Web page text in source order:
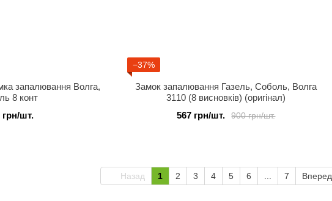
запалювання Волга,
8 конт
грн/шт.
−37%
Замок запалювання Газель, Соболь, Волга
3110 (8 висновків) (оригінал)
900 грн/шт.
567 грн/шт.
Назад 1 2 3 4 5 6 7 Вперед